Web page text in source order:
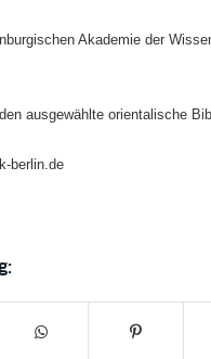
Akademie der
ausgewählte orientalische
berlin.de